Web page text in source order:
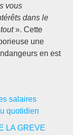
vous
dans le
». Cette
une
en est
salaires
quotidien
LA GREVE